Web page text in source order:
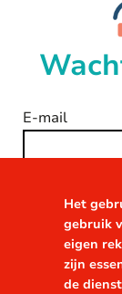
E-mail
Het
gebruik
eigen
zijn
de